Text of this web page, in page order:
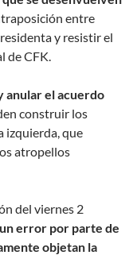
entre
y resistir el
de CFK.
anular el acuerdo
construir los
izquierda, que
atropellos
del viernes 2
error por parte de
objetan la